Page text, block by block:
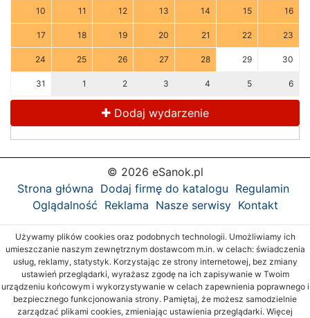
10 11 12 13 14 15 16
17 18 19 20 21 22 23
24 25 26 27 28 29 30
31 1 2 3 4 5 6
Dodaj wydarzenie
© 2026 eSanok.pl
Strona główna Dodaj firmę do katalogu Regulamin
Oglądalność Reklama Nasze serwisy Kontakt
Używamy plików cookies oraz podobnych technologii. Umożliwiamy ich
umieszczanie naszym zewnętrznym dostawcom m.in. w celach: świadczenia
usług, reklamy, statystyk. Korzystając ze strony internetowej, bez zmiany
ustawień przeglądarki, wyrażasz zgodę na ich zapisywanie w Twoim
urządzeniu końcowym i wykorzystywanie w celach zapewnienia poprawnego i
bezpiecznego funkcjonowania strony. Pamiętaj, że możesz samodzielnie
zarządzać plikami cookies, zmieniając ustawienia przeglądarki. Więcej